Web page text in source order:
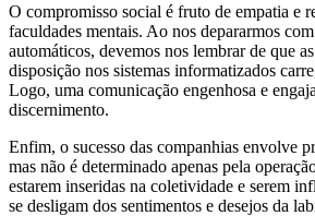
O compromisso social é fruto de empatia e
faculdades mentais. Ao nos depararmos
automáticos, devemos nos lembrar de que
disposição nos sistemas informatizados
Logo, uma comunicação engenhosa e
discernimento.
Enfim, o sucesso das companhias envolve
mas não é determinado apenas pela
estarem inseridas na coletividade e serem
se desligam dos sentimentos e desejos da